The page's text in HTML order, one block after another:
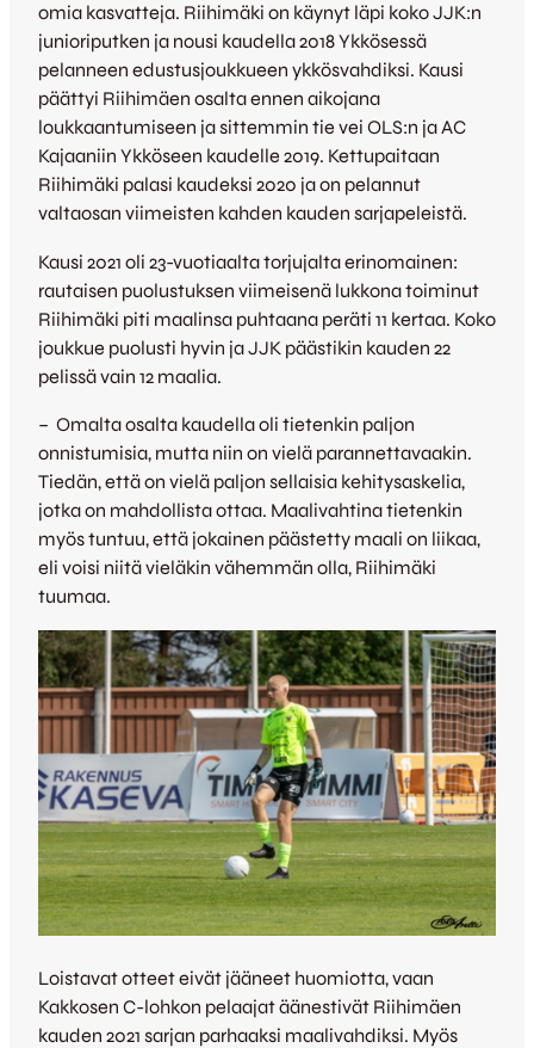
omia kasvatteja. Riihimäki on käynyt läpi koko JJK:n
junioriputken ja nousi kaudella 2018 Ykkösessä
pelanneen edustusjoukkueen ykkösvahdiksi. Kausi
päättyi Riihimäen osalta ennen aikojana
loukkaantumiseen ja sittemmin tie vei OLS:n ja AC
Kajaaniin Ykköseen kaudelle 2019. Kettupaitaan
Riihimäki palasi kaudeksi 2020 ja on pelannut
valtaosan viimeisten kahden kauden sarjapeleistä.
Kausi 2021 oli 23-vuotiaalta torjujalta erinomainen:
rautaisen puolustuksen viimeisenä lukkona toiminut
Riihimäki piti maalinsa puhtaana peräti 11 kertaa. Koko
joukkue puolusti hyvin ja JJK päästikin kauden 22
pelissä vain 12 maalia.
– Omalta osalta kaudella oli tietenkin paljon
onnistumisia, mutta niin on vielä parannettavaakin.
Tiedän, että on vielä paljon sellaisia kehitysaskelia,
jotka on mahdollista ottaa. Maalivahtina tietenkin
myös tuntuu, että jokainen päästetty maali on liikaa,
eli voisi niitä vieläkin vähemmän olla, Riihimäki
tuumaa.
Loistavat otteet eivät jääneet huomiotta, vaan
Kakkosen C-lohkon pelaajat äänestivät Riihimäen
kauden 2021 sarjan parhaaksi maalivahdiksi. Myös